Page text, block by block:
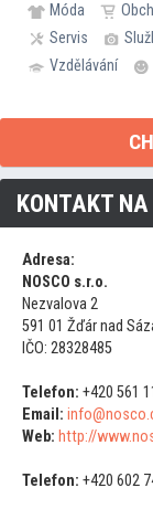
Móda
Servis
Vzdělávání
KONTAKT NA
Adresa:
NOSCO s.r.o.
Nezvalova 2
591 01 Žďár nad
IČO: 28328485
Telefon: +420 561
Email:
Web: http://
Telefon: +420 602